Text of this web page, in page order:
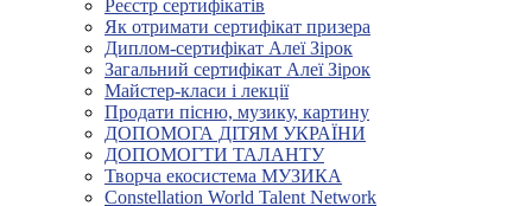
Реєстр сертифікатів
Як отримати сертифікат призера
Диплом-сертифікат Алеї Зірок
Загальний сертифікат Алеї Зірок
Майстер-класи і лекції
Продати пісню, музику, картину
ДОПОМОГА ДІТЯМ УКРАЇНИ
ДОПОМОГТИ ТАЛАНТУ
Творча екосистема МУЗИКА
Constellation World Talent Network